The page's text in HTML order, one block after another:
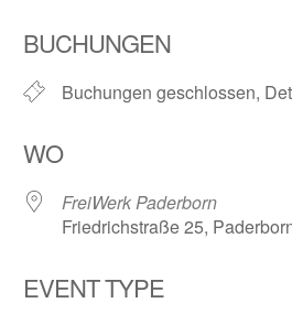
BUCHUNGEN
Buchungen geschlossen,
WO
FreiWerk Paderborn
Friedrichstraße 25,
EVENT TYPE